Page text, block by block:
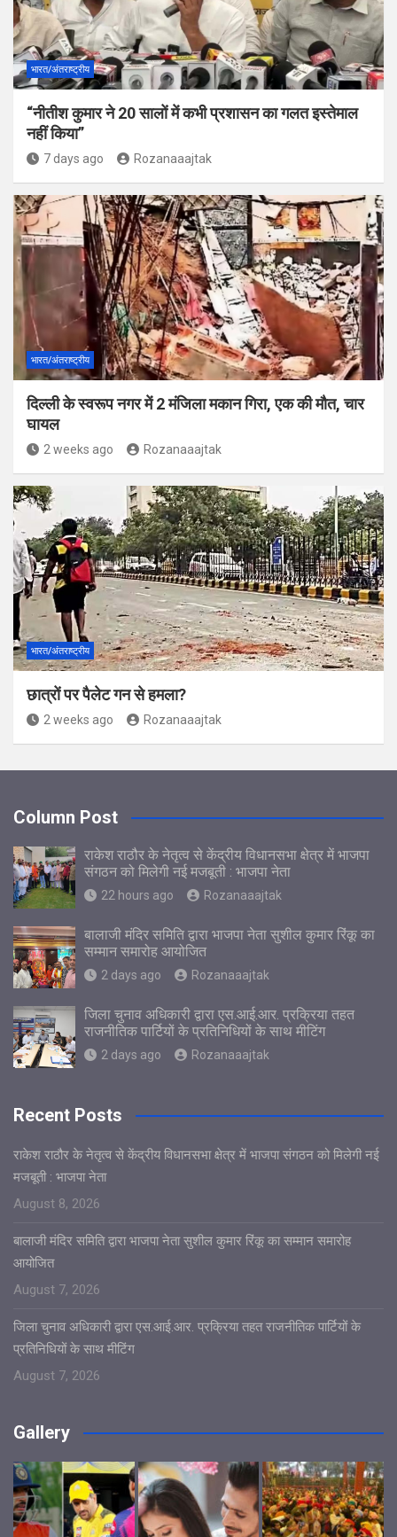
भारत/अंतराष्ट्रीय
“नीतीश कुमार ने 20 सालों में कभी प्रशासन का गलत इस्तेमाल
नहीं किया”
7 days ago Rozanaaajtak
भारत/अंतराष्ट्रीय
दिल्ली के स्वरूप नगर में 2 मंजिला मकान गिरा, एक की मौत, चार
घायल
2 weeks ago Rozanaaajtak
भारत/अंतराष्ट्रीय
छात्रों पर पैलेट गन से हमला?
2 weeks ago Rozanaaajtak
Column Post
राकेश राठौर के नेतृत्व से केंद्रीय विधानसभा क्षेत्र में भाजपा
संगठन को मिलेगी नई मजबूती : भाजपा नेता
22 hours ago Rozanaaajtak
बालाजी मंदिर समिति द्वारा भाजपा नेता सुशील कुमार रिंकू का
सम्मान समारोह आयोजित
2 days ago Rozanaaajtak
जिला चुनाव अधिकारी द्वारा एस.आई.आर. प्रक्रिया तहत
राजनीतिक पार्टियों के प्रतिनिधियों के साथ मीटिंग
2 days ago Rozanaaajtak
Recent Posts
राकेश राठौर के नेतृत्व से केंद्रीय विधानसभा क्षेत्र में भाजपा संगठन को मिलेगी नई
मजबूती : भाजपा नेता
August 8, 2026
बालाजी मंदिर समिति द्वारा भाजपा नेता सुशील कुमार रिंकू का सम्मान समारोह
आयोजित
August 7, 2026
जिला चुनाव अधिकारी द्वारा एस.आई.आर. प्रक्रिया तहत राजनीतिक पार्टियों के
प्रतिनिधियों के साथ मीटिंग
August 7, 2026
Gallery